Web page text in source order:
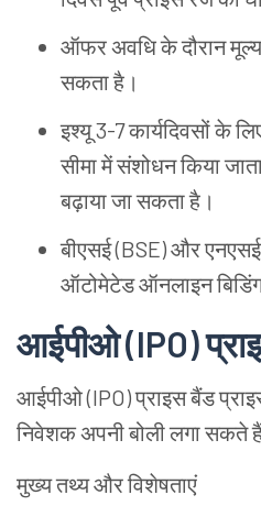
ऑफरअवधिकेदौरानमूल्य
सकताहै।
इश्यू3-7कार्यदिवसोंके
सीमामेंसंशोधनकिया
बढ़ायाजासकताहै।
बीएसई(BSE)औरएनएसई
ऑटोमेटेडऑनलाइन
आईपीओ(IPO)
आईपीओ(IPO)प्राइसबैंड
निवेशकअपनीबोलीलगासकते
मुख्यतथ्यऔरविशेषताएं